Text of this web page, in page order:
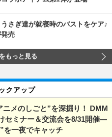
さぎ達が就寝時のバストをケア♪
売
もっと見る
クアップ
ニメのしごと”を深掘り！ DMM
セミナー＆交流会を8/31開催―
一夜でキャッチ